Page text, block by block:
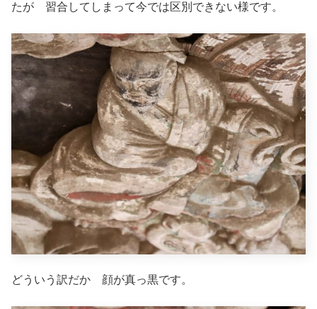
たが 習合してしまって今では区別できない様です。
どういう訳だか 顔が真っ黒です。